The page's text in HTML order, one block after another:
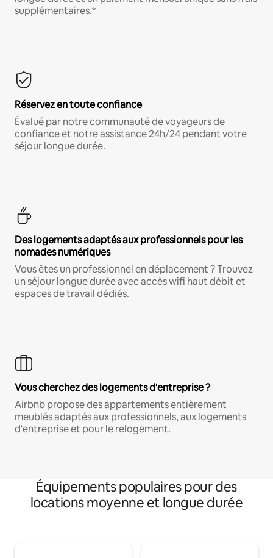
supplémentaires.*
Réservez en toute confiance
Évalué par notre communauté de voyageurs de
confiance et notre assistance 24h/24 pendant votre
séjour longue durée.
Des logements adaptés aux professionnels pour les
nomades numériques
Vous êtes un professionnel en déplacement ? Trouvez
un séjour longue durée avec accès wifi haut débit et
espaces de travail dédiés.
Vous cherchez des logements d'entreprise ?
Airbnb propose des appartements entièrement
meublés adaptés aux professionnels, aux logements
d'entreprise et pour le relogement.
Équipements populaires pour des
locations moyenne et longue durée